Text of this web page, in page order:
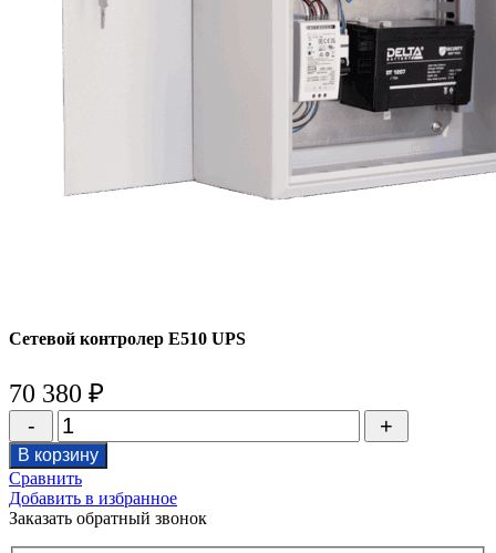
Сетевой контролер E510 UPS
70 380 ₽
Количество
товара
Сетевой
контролер
E510
UPS
В корзину
Сравнить
Добавить в избранное
Заказать обратный звонок